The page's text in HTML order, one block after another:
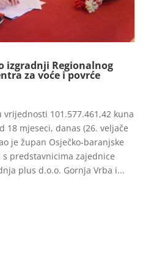
izgradnji Regionalnog
za voće i povrće
vrijednosti 101.577.461,42 kuna
18 mjeseci, danas (26. veljače
je župan Osječko-baranjske
predstavnicima zajednice
plus d.o.o. Gornja Vrba i...